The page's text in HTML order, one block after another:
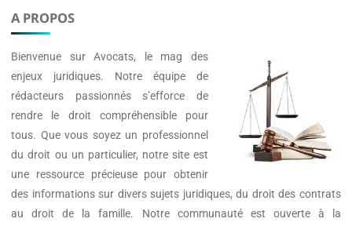
A PROPOS
Bienvenue surAvocats, le mag des
enjeux juridiques. Notre équipe de
rédacteurs passionnés s’efforce de
rendre le droit compréhensible pour
tous. Que vous soyez un professionnel
du droit ou un particulier, notre site est
une ressource précieuse pour obtenir
des informations sur divers sujets juridiques, du droit des contrats
au droit de la famille. Notre communauté est ouverte à la